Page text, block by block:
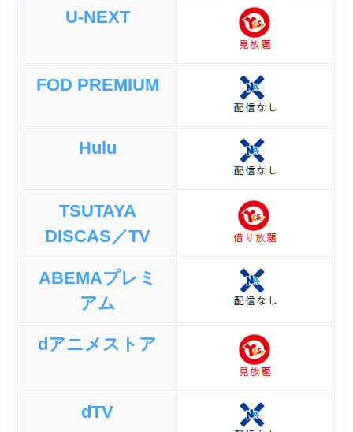
ノリに好意を寄せていた）ノ
ゾミが闇落ちしてしまいま
まさかの展開でびっくりしま
したが、ノゾミは後に勘違い
して怒ってしまったサツキと
仲直りしてパーティも円満に
終わります。
女の子のキャラがとても可愛
いので注目してほしいです。
みんなの感想やネタバレを見る
U-NEXT
FOD PREMIUM
Hulu
TSUTAYA
DISCAS／TV
ABEMAプレミ
アム
dアニメストア
dTV